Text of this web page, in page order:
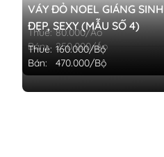
Thuê: 80.000/Áo
Bán:
250.000/Áo
VÁY ĐỎ NOEL GIÁNG SINH
ĐẸP, SEXY (MẪU SỐ 4)
Thuê: 160.000/Bộ
Bán:
470.000/Bộ